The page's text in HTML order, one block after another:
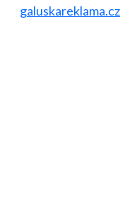
galuskareklama.cz